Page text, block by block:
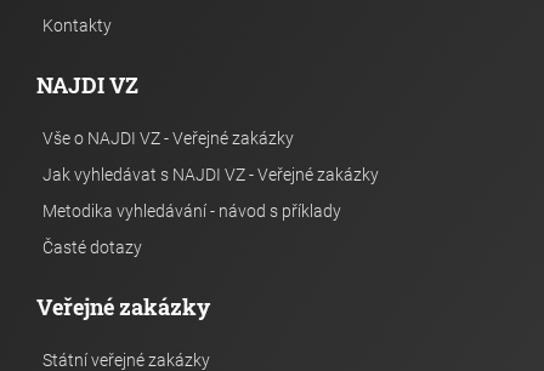
Kontakty
NAJDI VZ
Vše o NAJDI VZ - Veřejné zakázky
Jak vyhledávat s NAJDI VZ - Veřejné zakázky
Metodika vyhledávání - návod s příklady
Časté dotazy
Veřejné zakázky
Státní veřejné zakázky